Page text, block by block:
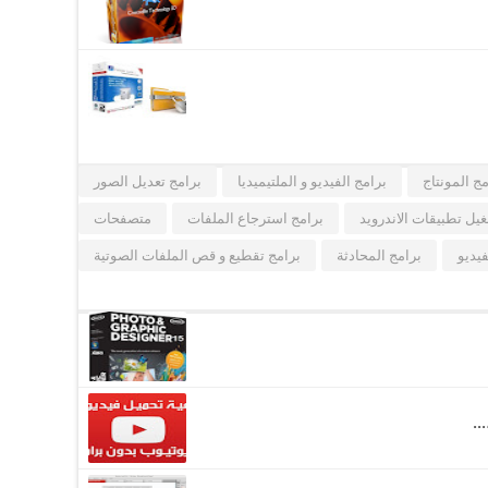
برامج تعديل الصور برامج الفيديو و الملتيميديا المونتاج
متصفحات برامج استرجاع الملفات تطبيقات الاندرويد
برامج تقطيع و قص الملفات الصوتية برامج المحادثة